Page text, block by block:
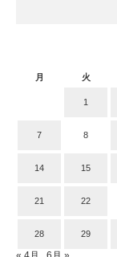
月
火
1
7 8
14 15
21 22
28 29